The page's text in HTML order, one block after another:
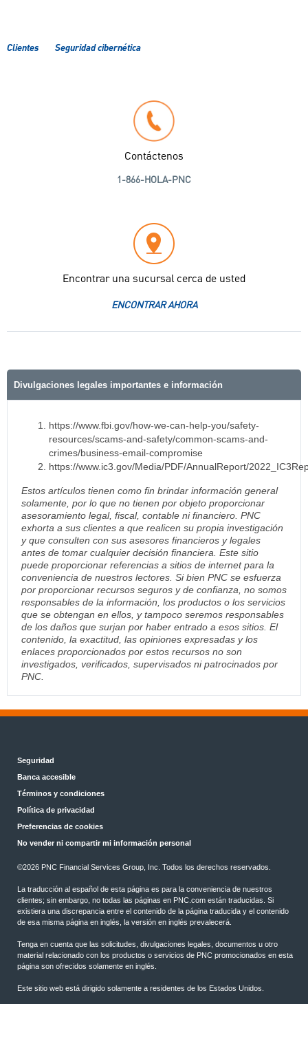
Clientes Seguridad cibernética
Contáctenos
1-866-HOLA-PNC
Encontrar una sucursal cerca de usted
ENCONTRAR AHORA
Divulgaciones legales importantes e información
https://www.fbi.gov/how-we-can-help-you/safety-
resources/scams-and-safety/common-scams-and-
crimes/business-email-compromise
https://www.ic3.gov/Media/PDF/AnnualReport/
Estos artículos tienen como fin brindar información general
solamente, por lo que no tienen por objeto proporcionar
asesoramiento legal, fiscal, contable ni financiero. PNC
exhorta a sus clientes a que realicen su propia investigación
y que consulten con sus asesores financieros y legales
antes de tomar cualquier decisión financiera. Este sitio
puede proporcionar referencias a sitios de internet para la
conveniencia de nuestros lectores. Si bien PNC se esfuerza
por proporcionar recursos seguros y de confianza, no somos
responsables de la información, los productos o los servicios
que se obtengan en ellos, y tampoco seremos responsables
de los daños que surjan por haber entrado a esos sitios. El
contenido, la exactitud, las opiniones expresadas y los
enlaces proporcionados por estos recursos no son
investigados, verificados, supervisados ni patrocinados por
PNC.
Seguridad
Banca accesible
Términos y condiciones
Política de privacidad
Preferencias de cookies
No vender ni compartir mi información personal
©2026 PNC Financial Services Group, Inc. Todos los derechos reservados.
La traducción al español de esta página es para la conveniencia de nuestros
clientes; sin embargo, no todas las páginas en PNC.com están traducidas. Si
existiera una discrepancia entre el contenido de la página traducida y el contenido
de esa misma página en inglés, la versión en inglés prevalecerá.
Tenga en cuenta que las solicitudes, divulgaciones legales, documentos u otro
material relacionado con los productos o servicios de PNC promocionados en esta
página son ofrecidos solamente en inglés.
Este sitio web está dirigido solamente a residentes de los Estados Unidos.